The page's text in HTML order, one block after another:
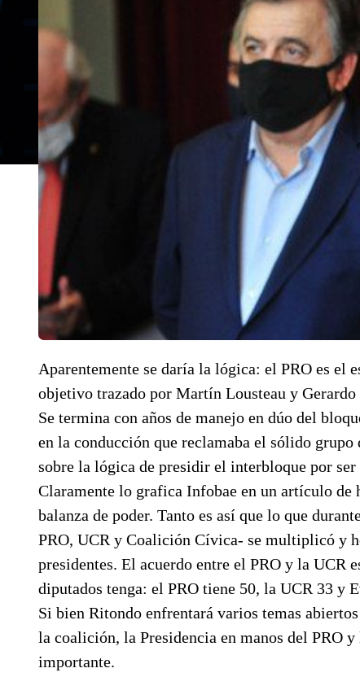
Aparentemente se daría la lógica: el PRO es el
objetivo trazado por Martín Lousteau y
Se termina con años de manejo en dúo del
en la conducción que reclamaba el sólido
sobre la lógica de presidir el interbloque por
Claramente lo grafica Infobae en un artículo de
balanza de poder. Tanto es así que lo que
PRO, UCR y Coalición Cívica- se multiplicó y
presidentes. El acuerdo entre el PRO y la UCR
diputados tenga: el PRO tiene 50, la UCR 33 y
Si bien Ritondo enfrentará varios temas
la coalición, la Presidencia en manos del PRO
importante.